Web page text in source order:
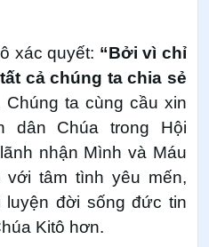
xác quyết: “Bởi vì chỉ
cả chúng ta chia sẻ
Chúng ta cùng cầu xin
dân Chúa trong Hội
nhận Mình và Máu
với tâm tình yêu mến,
luyện đời sống đức tin
Kitô hơn.